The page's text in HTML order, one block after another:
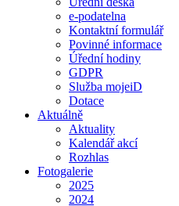
e-podatelna
Kontaktní formulář
Povinné informace
Úřední hodiny
GDPR
Služba mojeiD
Dotace
Aktuálně
Aktuality
Kalendář akcí
Rozhlas
Fotogalerie
2025
2024